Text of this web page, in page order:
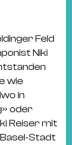
Feld
Niki
wie
in
oder
Reiser mit
Stadt